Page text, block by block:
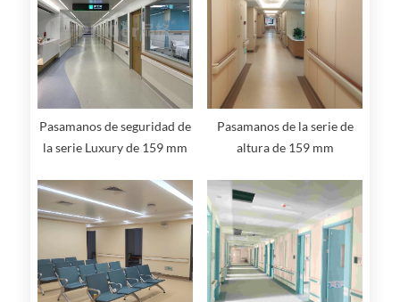
Pasamanos de seguridad de
la serie Luxury de 159 mm
Pasamanos de la serie de
altura de 159 mm